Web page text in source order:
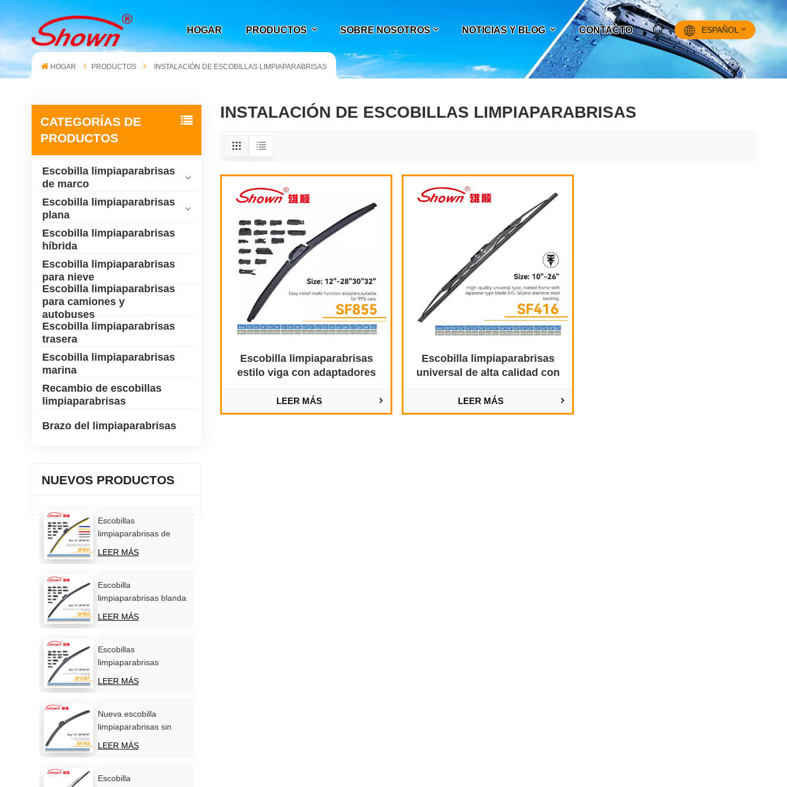
HOGAR PRODUCTOS SOBRE NOSOTROS NOTICIAS Y BLOG CONTACTO ESPAÑOL
English
HOGAR PRODUCTOS INSTALACIÓN DE ESCOBILLAS LIMPIAPARABRISAS
CATEGORÍAS DE
PRODUCTOS
Escobilla limpiaparabrisas
de marco
Escobilla limpiaparabrisas
plana
Escobilla limpiaparabrisas
híbrida
Escobilla limpiaparabrisas
para nieve
Escobilla limpiaparabrisas
para camiones y
autobuses
Escobilla limpiaparabrisas
trasera
Escobilla limpiaparabrisas
marina
Recambio de escobillas
limpiaparabrisas
Brazo del limpiaparabrisas
NUEVOS PRODUCTOS
Escobillas
limpiaparabrisas de
silicona personalizadas,
OEM/ODM, venta
LEER MÁS
Escobilla
limpiaparabrisas blanda
carbonizada
multifunción para coche
LEER MÁS
Escobillas
limpiaparabrisas
multifuncionales de
calidad superior para
LEER MÁS
Nueva escobilla
limpiaparabrisas sin
hueso, universal y
multifuncional de
LEER MÁS
Escobilla
INSTALACIÓN DE ESCOBILLAS LIMPIAPARABRISAS
Escobilla limpiaparabrisas
estilo viga con adaptadores
LEER MÁS
Escobilla limpiaparabrisas
universal de alta calidad con
LEER MÁS